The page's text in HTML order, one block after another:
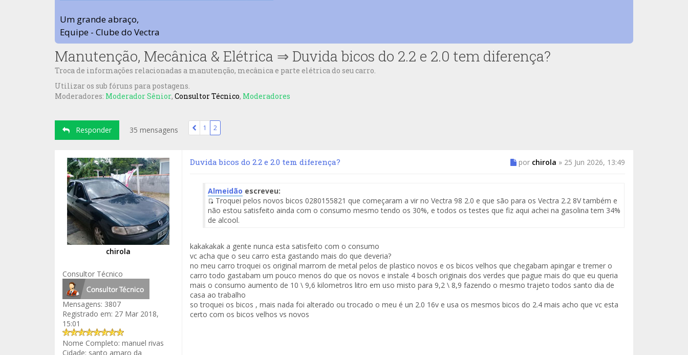
Um grande abraço,
Equipe - Clube do Vectra
Manutenção, Mecânica & Elétrica ⇒ Duvida bicos do 2.2 e 2.0 tem diferença?
Troca de informações relacionadas a manutenção, mecânica e parte elétrica do seu carro.
Utilizar os sub fóruns para postagens.
Moderadores: Moderador Sênior, Consultor Técnico, Moderadores
Responder 35 mensagens 1 2
chirola
Consultor Técnico
Mensagens: 3807
Registrado em: 27 Mar 2018,
15:01
Nome Completo: manuel rivas
Cidade: santo amaro da
Duvida bicos do 2.2 e 2.0 tem diferença? por chirola » 25 Jun 2026, 13:49
Almeidão escreveu:
Fuente
del
Troquei pelos novos bicos 0280155821 que começaram a vir no Vectra 98 2.0 e que são para os Vectra 2.2 8V também e
não estou satisfeito ainda com o consumo mesmo tendo os 30%, e todos os testes que fiz aqui achei na gasolina tem 34%
de alcool.
kakakakak a gente nunca esta satisfeito com o consumo
vc acha que o seu carro esta gastando mais do que deveria?
no meu carro troquei os original marrom de metal pelos de plastico novos e os bicos velhos que chegabam apingar e tremer o
carro todo gastabam um pouco menos do que os novos e instale 4 bosch originais dos verdes que pague mais do que eu queria
mais o consumo aumento de 10 \ 9,6 kilometros litro em uso misto para 9,2 \ 8,9 fazendo o mesmo trajeto todos santo dia de
casa ao trabalho
so troquei os bicos , mais nada foi alterado ou trocado o meu é un 2.0 16v e usa os mesmos bicos do 2.4 mais acho que vc esta
certo com os bicos velhos vs novos